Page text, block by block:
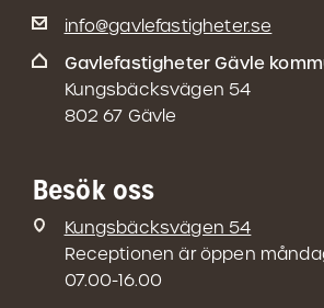
info@gavlefastigheter.se
Gavlefastigheter Gävle
Kungsbäcksvägen 54
802 67 Gävle
Besök oss
Kungsbäcksvägen 54
Receptionen är öppen
07.00-16.00